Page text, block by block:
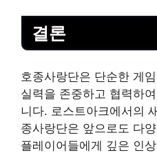
결론
호종사랑단은 단순한 게
실력을 존중하고 협력하
니다. 로스트아크에서의
종사랑단은 앞으로도 다
플레이어들에게 깊은 인